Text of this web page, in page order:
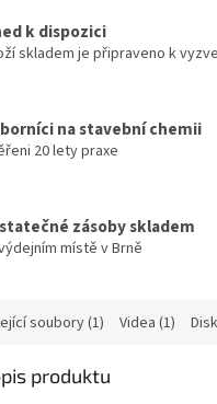
k dispozici
skladem je připraveno k
na stavební chemii
20 lety praxe
zásoby skladem
místě v Brně
soubory (1) Videa (1)
produktu